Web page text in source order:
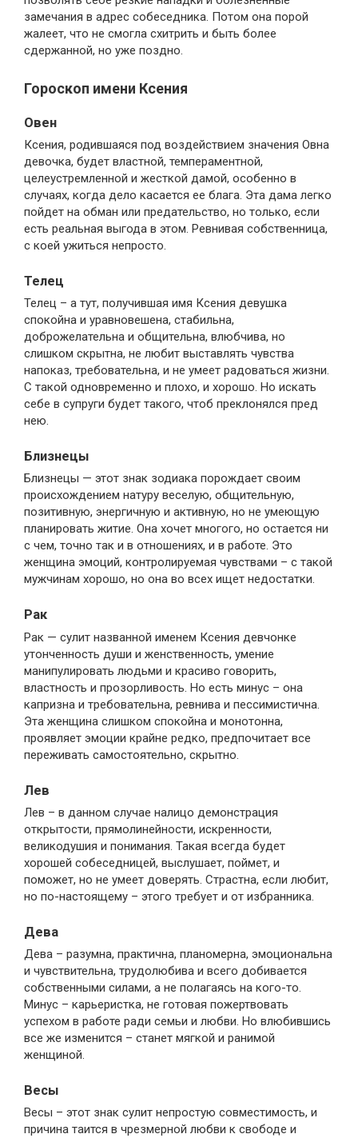
замечания в адрес собеседника. Потом она порой
жалеет, что не смогла схитрить и быть более
сдержанной, но уже поздно.
Гороскоп имени Ксения
Овен
Ксения, родившаяся под воздействием значения Овна
девочка, будет властной, темпераментной,
целеустремленной и жесткой дамой, особенно в
случаях, когда дело касается ее блага. Эта дама легко
пойдет на обман или предательство, но только, если
есть реальная выгода в этом. Ревнивая собственница,
с коей ужиться непросто.
Телец
Телец – а тут, получившая имя Ксения девушка
спокойна и уравновешена, стабильна,
доброжелательна и общительна, влюбчива, но
слишком скрытна, не любит выставлять чувства
напоказ, требовательна, и не умеет радоваться жизни.
С такой одновременно и плохо, и хорошо. Но искать
себе в супруги будет такого, чтоб преклонялся пред
нею.
Близнецы
Близнецы — этот знак зодиака порождает своим
происхождением натуру веселую, общительную,
позитивную, энергичную и активную, но не умеющую
планировать житие. Она хочет многого, но остается ни
с чем, точно так и в отношениях, и в работе. Это
женщина эмоций, контролируемая чувствами – с такой
мужчинам хорошо, но она во всех ищет недостатки.
Рак
Рак — сулит названной именем Ксения девчонке
утонченность души и женственность, умение
манипулировать людьми и красиво говорить,
властность и прозорливость. Но есть минус – она
капризна и требовательна, ревнива и пессимистична.
Эта женщина слишком спокойна и монотонна,
проявляет эмоции крайне редко, предпочитает все
переживать самостоятельно, скрытно.
Лев
Лев – в данном случае налицо демонстрация
открытости, прямолинейности, искренности,
великодушия и понимания. Такая всегда будет
хорошей собеседницей, выслушает, поймет, и
поможет, но не умеет доверять. Страстна, если любит,
но по-настоящему – этого требует и от избранника.
Дева
Дева – разумна, практична, планомерна, эмоциональна
и чувствительна, трудолюбива и всего добивается
собственными силами, а не полагаясь на кого-то.
Минус – карьеристка, не готовая пожертвовать
успехом в работе ради семьи и любви. Но влюбившись
все же изменится – станет мягкой и ранимой
женщиной.
Весы
Весы – этот знак сулит непростую совместимость, и
причина таится в чрезмерной любви к свободе и